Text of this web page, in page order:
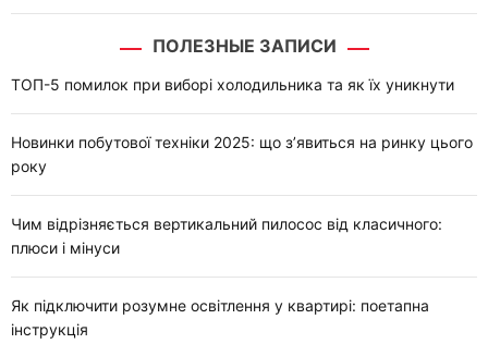
ПОЛЕЗНЫЕ ЗАПИСИ
ТОП-5 помилок при виборі холодильника та як їх уникнути
Новинки побутової техніки 2025: що з’явиться на ринку цього
року
Чим відрізняється вертикальний пилосос від класичного:
плюси і мінуси
Як підключити розумне освітлення у квартирі: поетапна
інструкція